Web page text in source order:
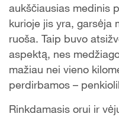
aukščiausias medinis
kurioje jis yra, garsėja
ruoša. Taip buvo
aspektą, nes
mažiau nei vieno
perdirbamos –
Rinkdamasis orui ir